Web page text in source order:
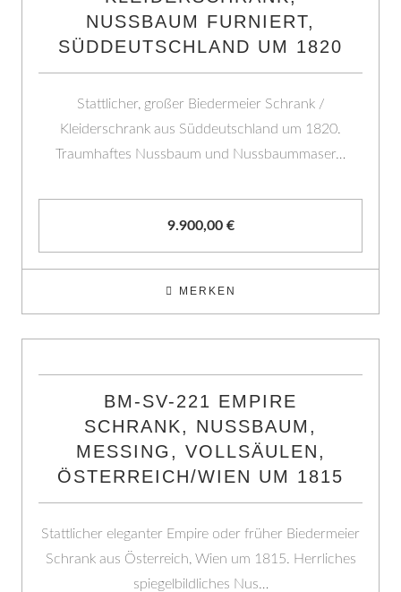
NUSSBAUM FURNIERT,
SÜDDEUTSCHLAND UM 1820
Stattlicher, großer Biedermeier Schrank /
Kleiderschrank aus Süddeutschland um 1820.
Traumhaftes Nussbaum und Nussbaummaser…
9.900,00 €
MERKEN
BM-SV-221 EMPIRE
SCHRANK, NUSSBAUM,
MESSING, VOLLSÄULEN,
ÖSTERREICH/WIEN UM 1815
Stattlicher eleganter Empire oder früher Biedermeier
Schrank aus Österreich, Wien um 1815. Herrliches
spiegelbildliches Nus…